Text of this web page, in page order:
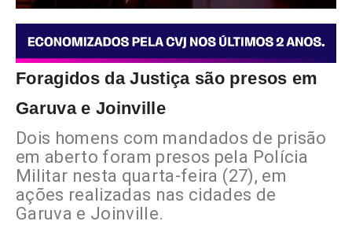
Foragidos da Justiça são presos em
Garuva e Joinville
Dois homens com mandados de prisão
em aberto foram presos pela Polícia
Militar nesta quarta-feira (27), em
ações realizadas nas cidades de
Garuva e Joinville.